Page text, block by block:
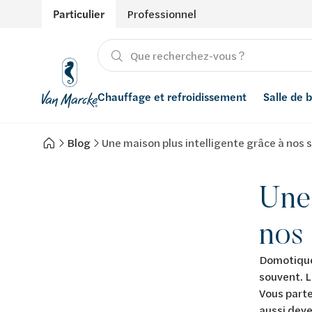
Particulier Professionnel
Chauffage et refroidissement
Chauffage
Salle de
Produits
Énergies renouvelables
Adoucisseurs d’eau
Blog Une maison plus intelligente grâce à nos
nos
souvent.
Vous